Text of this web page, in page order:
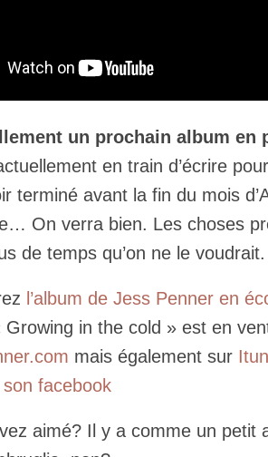
un prochain album en
en train d’écrire
terminé avant la fin du mois
On verra bien. Les choses
de temps qu’on ne le voudrait.
l’album de Jess Penner en
Growing in the cold » est en
mais également sur
son facebook
aimé? Il y a comme un petit